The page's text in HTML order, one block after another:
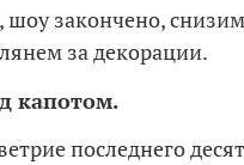
шоу закончено,
за декорации.
капотом.
последнего